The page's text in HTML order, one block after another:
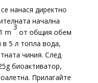
нанася директно
начална
m
3
от общия обем
в 5 л топла вода,
чиния. След
биоактиватор,
Прилагайте